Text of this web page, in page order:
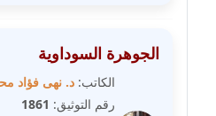
مدونة محاسن علي
عاملة
الجوهرة السوداوية
الكاتب: د. نهى فؤاد
رقم التوثيق: 1861